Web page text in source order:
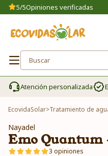
5/5Opiniones verificadas
Atención personalizada
EcovidaSolar>Tratamiento de
Nayadel
Emo Quantum
3 opiniones